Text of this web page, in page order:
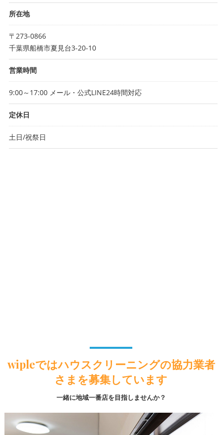
所在地
〒273-0866
千葉県船橋市夏見台3-20-10
営業時間
9:00～17:00 メール・公式LINE24時間対応
定休日
土日/祝祭日
wipleではハウスクリーニングの協力業者
さまを募集しています
一緒に地域一番店を目指しませんか？